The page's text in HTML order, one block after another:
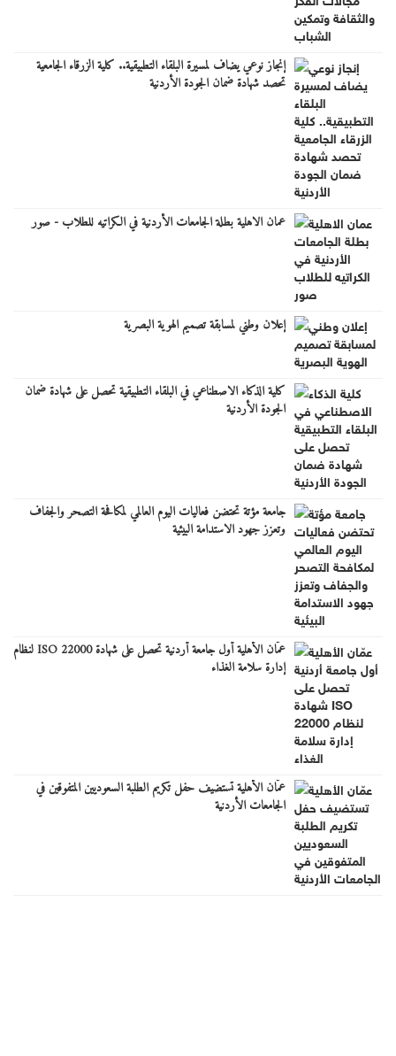
إنجاز نوعي يضاف لمسيرة البلقاء التطبيقية.. كلية الزرقاء الجامعية
تحصد شهادة ضمان الجودة الأردنية
عمان الاهلية بطلة الجامعات الأردنية في الكراتيه للطلاب - صور
إعلان وطني لمسابقة تصميم الهوية البصرية
كلية الذكاء الاصطناعي في البلقاء التطبيقية تحصل على شهادة ضمان
الجودة الأردنية
جامعة مؤتة تحتضن فعاليات اليوم العالمي لمكافحة التصحر والجفاف
وتعزز جهود الاستدامة البيئية
عمّان الأهلية أول جامعة أردنية تحصل على شهادة ISO 22000 لنظام
إدارة سلامة الغذاء
عمّان الأهلية تستضيف حفل تكريم الطلبة السعوديين المتفوقين في
الجامعات الأردنية